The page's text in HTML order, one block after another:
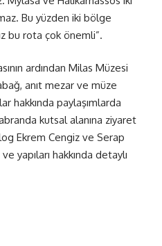
Bu yüzden iki bölge
bu rota çok önemli”.
ardından Milas Müzesi
anıt mezar ve müze
hakkında paylaşımlarda
kutsal alanına ziyaret
Ekrem Cengiz ve Serap
yapıları hakkında detaylı